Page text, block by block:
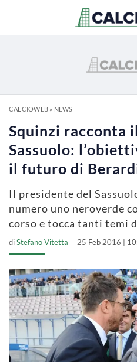
CALCIOWEB» NEWS
Squinzi racconta
Sassuolo:
il futuro di
Il presidente del
numero uno neroverde
corso e tocca tanti temi
diStefano Vitetta 25 Feb 2016 |